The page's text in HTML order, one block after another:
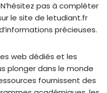
pas à compléter
le site de letudiant.fr
précieuses.
web dédiés et les
plonger dans le monde
fournissent des